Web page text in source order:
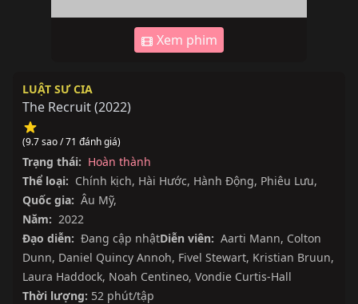
Xem phim
LUẬT SƯ CIA
The Recruit(2022)
(9.7 sao / 71 đánh giá)
Trạng thái: Hoàn thành
Thể loại: Chính kịch, Hài Hước, Hành Động, Phiêu Lưu,
Quốc gia: Âu Mỹ,
Năm: 2022
Đạo diễn: Đang cập nhậtDiễn viên: Aarti Mann, Colton
Dunn, Daniel Quincy Annoh, Fivel Stewart, Kristian Bruun,
Laura Haddock, Noah Centineo, Vondie Curtis-Hall
Thời lượng: 52 phút/tập